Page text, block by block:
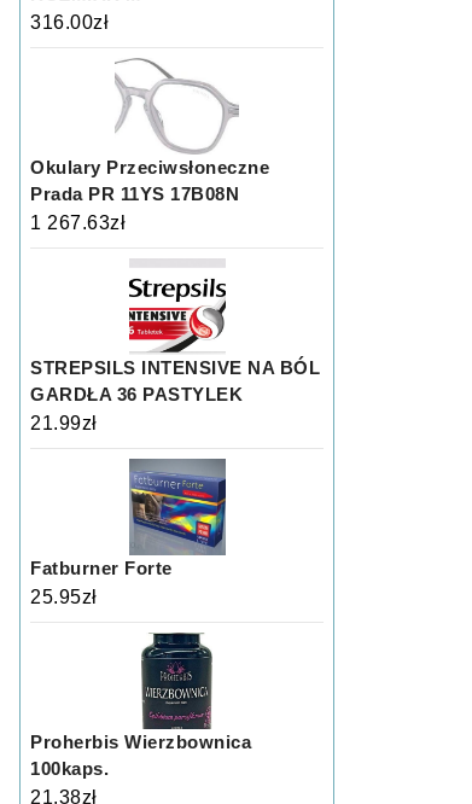
316.00zł
Okulary Przeciwsłoneczne
Prada PR 11YS 17B08N
1 267.63zł
STREPSILS INTENSIVE NA BÓL
GARDŁA 36 PASTYLEK
21.99zł
Fatburner Forte
25.95zł
Proherbis Wierzbownica
100kaps.
21.38zł